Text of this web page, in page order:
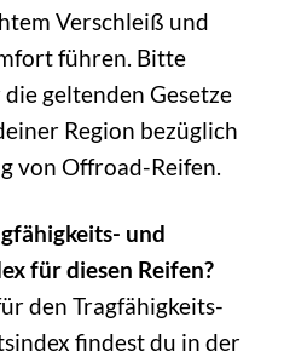
Verschleiß und
führen. Bitte
geltenden Gesetze
Region bezüglich
von Offroad-Reifen.
und
für diesen Reifen?
den Tragfähigkeits-
findest du in der